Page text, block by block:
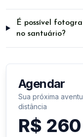
É possível
no santuário?
Agendar
Sua próxima
distância
R$ 260